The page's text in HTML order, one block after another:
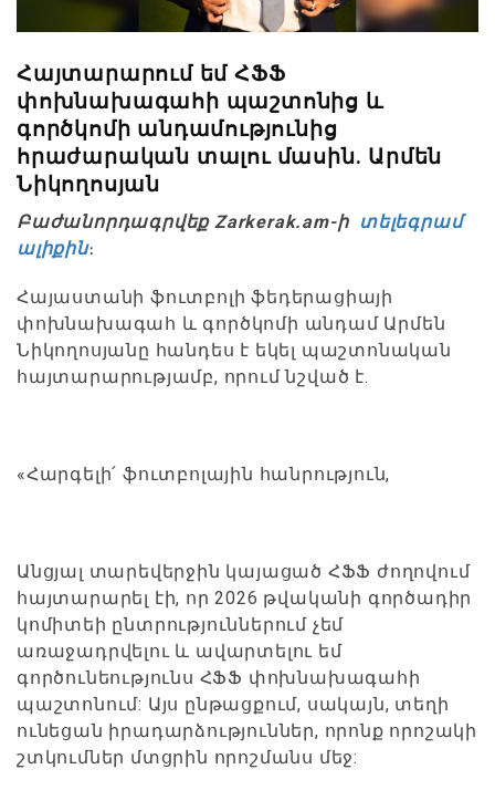
Հայտարարում եմ ՀՖՖ
փոխնախագահի պաշտոնից և
գործկոմի անդամությունից
հրաժարական տալու մասին. Արմեն
Նիկողոսյան
Բաժանորդագրվեք Zarkerak.am-ի տելեգրամ
ալիքին։
Հայաստանի ֆուտբոլի ֆեդերացիայի
փոխնախագահ և գործկոմի անդամ Արմեն
Նիկողոսյանը հանդես է եկել պաշտոնական
հայտարարությամբ, որում նշված է.
«Հարգելի՛ ֆուտբոլային հանրություն,
Անցյալ տարեվերջին կայացած ՀՖՖ ժողովում
հայտարարել էի, որ 2026 թվականի գործադիր
կոմիտեի ընտրություններում չեմ
առաջադրվելու և ավարտելու եմ
գործունեությունս ՀՖՖ փոխնախագահի
պաշտոնում: Այս ընթացքում, սակայն, տեղի
ունեցան իրադարձություններ, որոնք որոշակի
շտկումներ մտցրին որոշմանս մեջ: